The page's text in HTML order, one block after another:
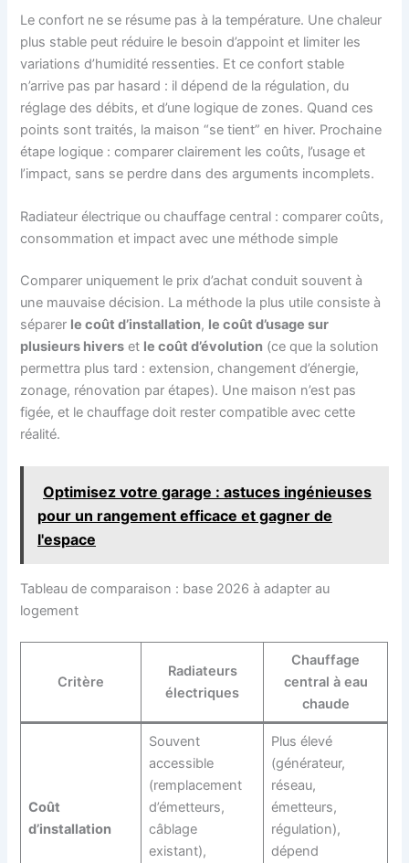
Le confort ne se résume pas à la température. Une chaleur
plus stable peut réduire le besoin d’appoint et limiter les
variations d’humidité ressenties. Et ce confort stable
n’arrive pas par hasard : il dépend de la régulation, du
réglage des débits, et d’une logique de zones. Quand ces
points sont traités, la maison “se tient” en hiver. Prochaine
étape logique : comparer clairement les coûts, l’usage et
l’impact, sans se perdre dans des arguments incomplets.
Radiateur électrique ou chauffage central : comparer coûts,
consommation et impact avec une méthode simple
Comparer uniquement le prix d’achat conduit souvent à
une mauvaise décision. La méthode la plus utile consiste à
séparer le coût d’installation, le coût d’usage sur
plusieurs hivers et le coût d’évolution (ce que la solution
permettra plus tard : extension, changement d’énergie,
zonage, rénovation par étapes). Une maison n’est pas
figée, et le chauffage doit rester compatible avec cette
réalité.
Optimisez votre garage : astuces ingénieuses
pour un rangement efficace et gagner de
l'espace
Tableau de comparaison : base 2026 à adapter au
logement
Critère
Radiateurs
électriques
Chauffage
central à eau
chaude
Coût
d’installation
Souvent
accessible
(remplacement
d’émetteurs,
câblage
existant),
Plus élevé
(générateur,
réseau,
émetteurs,
régulation),
dépend